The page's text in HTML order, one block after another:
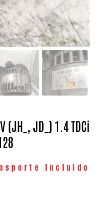
(JH_, JD_) 1.4 TDCi
Incluido